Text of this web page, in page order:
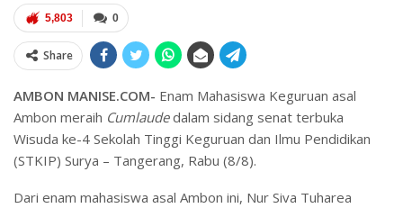
0
5,803
Share
AMBON MANISE.COM- Enam Mahasiswa Keguruan asal
Ambon meraih Cumlaudedalam sidang senat terbuka
Wisuda ke-4 Sekolah Tinggi Keguruan dan Ilmu Pendidikan
(STKIP) Surya – Tangerang, Rabu (8/8).
Dari enam mahasiswa asal Ambon ini, Nur Siva Tuharea